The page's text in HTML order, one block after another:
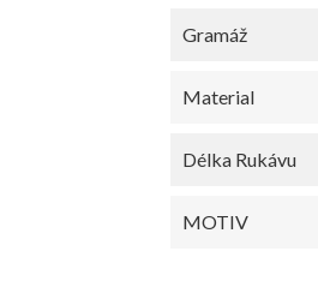
Gramáž
Material
Délka Rukávu
MOTIV